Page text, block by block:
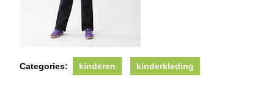
Categories: kinderen kinderkleding